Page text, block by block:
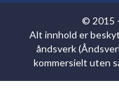
© 2015
Alt innhold er
åndsverk
kommersielt uten